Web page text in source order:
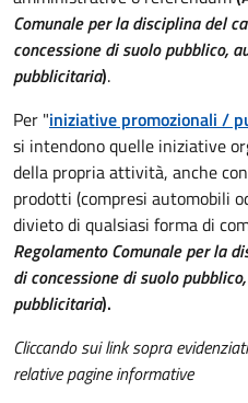
Comunale per la disciplina del
concessione di suolo pubblico,
pubblicitaria).
Per "iniziative promozionali /
si intendono quelle iniziative
della propria attività, anche
prodotti (compresi automobili
divieto di qualsiasi forma di
Regolamento Comunale per la
di concessione di suolo
pubblicitaria).
Cliccando sui link sopra
relative pagine informative